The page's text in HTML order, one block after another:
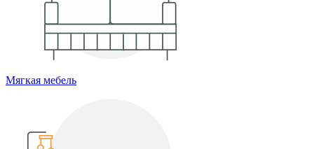
Мягкая мебель